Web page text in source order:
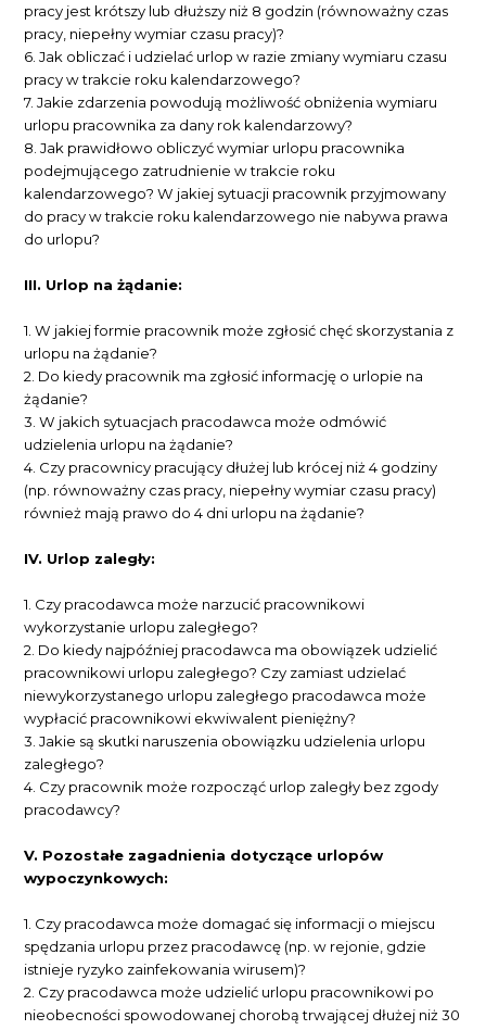
pracy jest krótszy lub dłuższy niż 8 godzin (równoważny czas
pracy, niepełny wymiar czasu pracy)?
6. Jak obliczać i udzielać urlop w razie zmiany wymiaru czasu
pracy w trakcie roku kalendarzowego?
7. Jakie zdarzenia powodują możliwość obniżenia wymiaru
urlopu pracownika za dany rok kalendarzowy?
8. Jak prawidłowo obliczyć wymiar urlopu pracownika
podejmującego zatrudnienie w trakcie roku
kalendarzowego? W jakiej sytuacji pracownik przyjmowany
do pracy w trakcie roku kalendarzowego nie nabywa prawa
do urlopu?
III. Urlop na żądanie:
1. W jakiej formie pracownik może zgłosić chęć skorzystania z
urlopu na żądanie?
2. Do kiedy pracownik ma zgłosić informację o urlopie na
żądanie?
3. W jakich sytuacjach pracodawca może odmówić
udzielenia urlopu na żądanie?
4. Czy pracownicy pracujący dłużej lub krócej niż 4 godziny
(np. równoważny czas pracy, niepełny wymiar czasu pracy)
również mają prawo do 4 dni urlopu na żądanie?
IV. Urlop zaległy:
1. Czy pracodawca może narzucić pracownikowi
wykorzystanie urlopu zaległego?
2. Do kiedy najpóźniej pracodawca ma obowiązek udzielić
pracownikowi urlopu zaległego? Czy zamiast udzielać
niewykorzystanego urlopu zaległego pracodawca może
wypłacić pracownikowi ekwiwalent pieniężny?
3. Jakie są skutki naruszenia obowiązku udzielenia urlopu
zaległego?
4. Czy pracownik może rozpocząć urlop zaległy bez zgody
pracodawcy?
V. Pozostałe zagadnienia dotyczące urlopów
wypoczynkowych:
1. Czy pracodawca może domagać się informacji o miejscu
spędzania urlopu przez pracodawcę (np. w rejonie, gdzie
istnieje ryzyko zainfekowania wirusem)?
2. Czy pracodawca może udzielić urlopu pracownikowi po
nieobecności spowodowanej chorobą trwającej dłużej niż 30